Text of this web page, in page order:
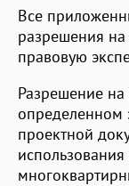
Все
разрешения
правовую
Разрешение на
определенном
проектной